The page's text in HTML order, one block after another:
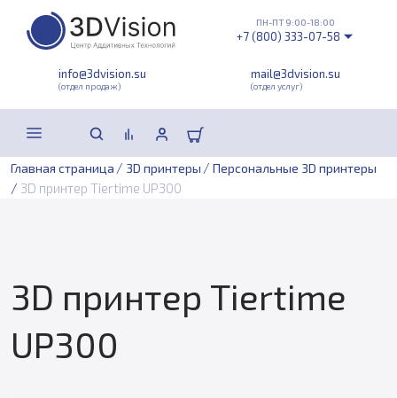
info@3dvision.su
(отдел продаж)
mail@3dvision.su
(отдел услуг)
ПН-ПТ 9:00-18:00
+7 (800) 333-07-58
Главная страница / 3D принтеры / Персональные 3D принтеры
/ 3D принтер Tiertime UP300
3D принтер Tiertime
UP300